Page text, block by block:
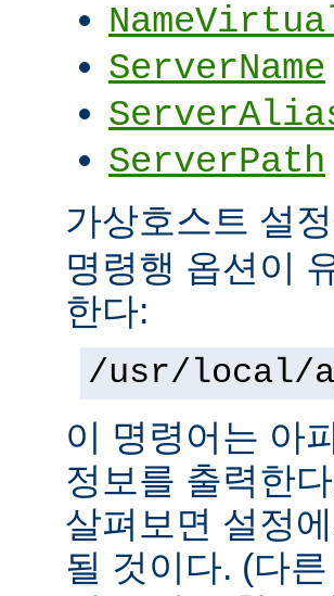
ServerName
ServerPath
가상호스트 설
명령행 옵션이
한다:
/usr/local/
이 명령어는 아
정보를 출력한
살펴보면 설정
될 것이다. (다